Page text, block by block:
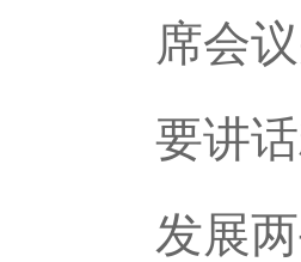
席会
要讲
发展